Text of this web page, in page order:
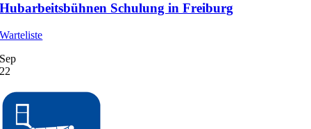
Hubarbeitsbühnen Schulung in Freiburg
Warteliste
Sep
22